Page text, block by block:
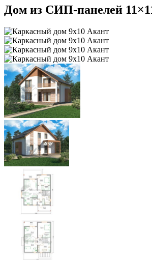
Дом из СИП-панелей